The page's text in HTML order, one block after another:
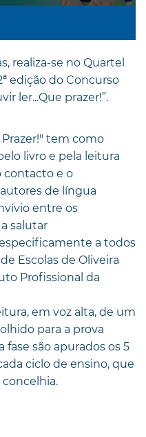
realiza-se no Quartel
edição do Concurso
ler...Que prazer!”.
Prazer!" tem como
livro e pela leitura
contacto e o
de língua
entre os
salutar
a todos
Escolas de Oliveira
Profissional da
em voz alta, de um
para a prova
fase são apurados os 5
ciclo de ensino, que